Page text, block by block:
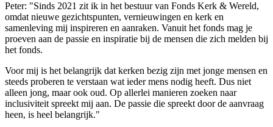
Peter: "Sinds 2021 zit ik in het bestuur van Fonds Kerk & Wereld,
omdat nieuwe gezichtspunten, vernieuwingen en kerk en
samenleving mij inspireren en aanraken. Vanuit het fonds mag je
proeven aan de passie en inspiratie bij de mensen die zich melden bij
het fonds.
Voor mij is het belangrijk dat kerken bezig zijn met jonge mensen en
steeds proberen te verstaan wat ieder mens nodig heeft. Dus niet
alleen jong, maar ook oud. Op allerlei manieren zoeken naar
inclusiviteit spreekt mij aan. De passie die spreekt door de aanvraag
heen, is heel belangrijk."